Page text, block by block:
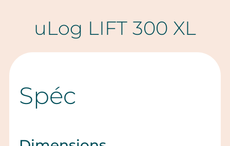
uLog LIFT 300 XL
Spéc